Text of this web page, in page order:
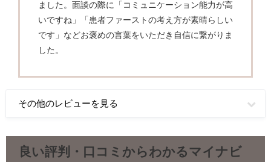
ました。面談の際に「コミュニケーション能力が高
いですね」「患者ファーストの考え方が素晴らしい
です」などお褒めの言葉をいただき自信に繋がりま
した。
その他のレビューを見る
良い評判・口コミからわかるマイナビ